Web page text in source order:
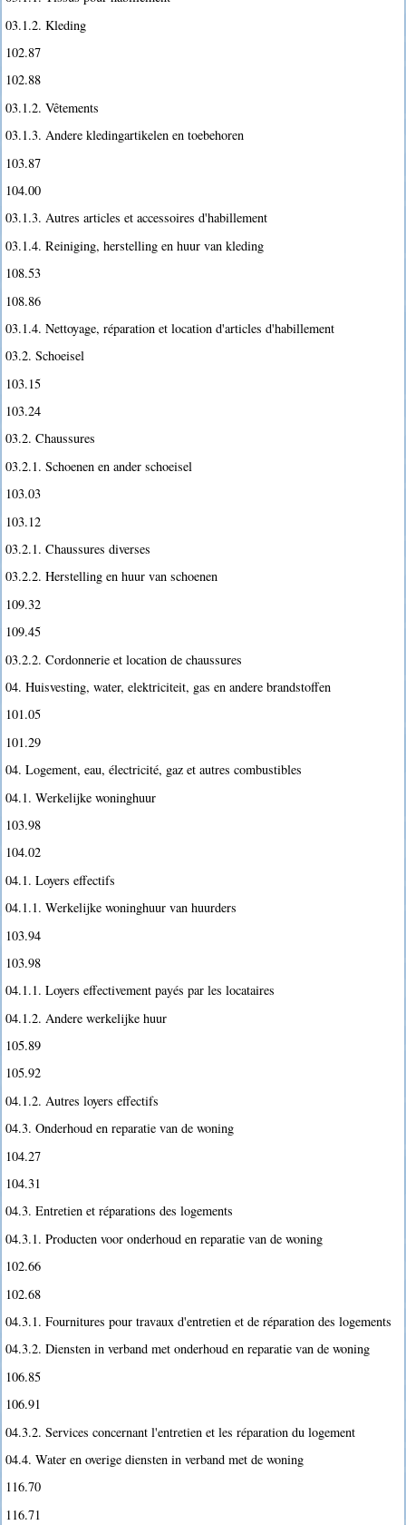
03.1.2. Kleding
102.87
102.88
03.1.2. Vêtements
03.1.3. Andere kledingartikelen en toebehoren
103.87
104.00
03.1.3. Autres articles et accessoires d'habillement
03.1.4. Reiniging, herstelling en huur van kleding
108.53
108.86
03.1.4. Nettoyage, réparation et location d'articles d'habillement
03.2. Schoeisel
103.15
103.24
03.2. Chaussures
03.2.1. Schoenen en ander schoeisel
103.03
103.12
03.2.1. Chaussures diverses
03.2.2. Herstelling en huur van schoenen
109.32
109.45
03.2.2. Cordonnerie et location de chaussures
04. Huisvesting, water, elektriciteit, gas en andere brandstoffen
101.05
101.29
04. Logement, eau, électricité, gaz et autres combustibles
04.1. Werkelijke woninghuur
103.98
104.02
04.1. Loyers effectifs
04.1.1. Werkelijke woninghuur van huurders
103.94
103.98
04.1.1. Loyers effectivement payés par les locataires
04.1.2. Andere werkelijke huur
105.89
105.92
04.1.2. Autres loyers effectifs
04.3. Onderhoud en reparatie van de woning
104.27
104.31
04.3. Entretien et réparations des logements
04.3.1. Producten voor onderhoud en reparatie van de woning
102.66
102.68
04.3.1. Fournitures pour travaux d'entretien et de réparation des logements
04.3.2. Diensten in verband met onderhoud en reparatie van de woning
106.85
106.91
04.3.2. Services concernant l'entretien et les réparation du logement
04.4. Water en overige diensten in verband met de woning
116.70
116.71